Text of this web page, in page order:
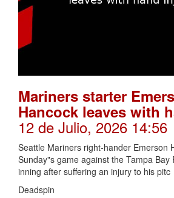
Mariners starter
Hancock leaves with
12 de Julio, 2026 14:56
Seattle Mariners right-hander Emerson
Sunday"s game against the Tampa Bay
inning after suffering an injury to his pitc
Deadspin